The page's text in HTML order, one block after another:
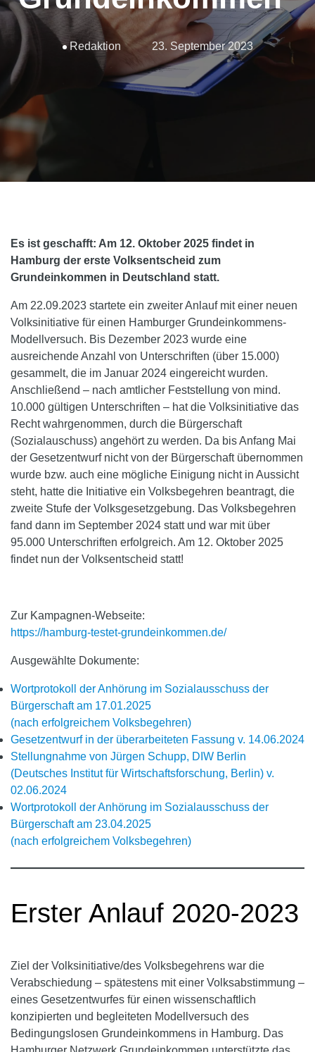
Glossar
Filme
Literatur
Links
Redaktion 23. September 2023
Es ist geschafft: Am 12. Oktober 2025 findet in
Hamburg der erste Volksentscheid zum
Grundeinkommen in Deutschland statt.
Am 22.09.2023 startete ein zweiter Anlauf mit einer neuen
Volksinitiative für einen Hamburger Grundeinkommens-
Modellversuch. Bis Dezember 2023 wurde eine
ausreichende Anzahl von Unterschriften (über 15.000)
gesammelt, die im Januar 2024 eingereicht wurden.
Anschließend – nach amtlicher Feststellung von mind.
10.000 gültigen Unterschriften – hat die Volksinitiative das
Recht wahrgenommen, durch die Bürgerschaft
(Sozialauschuss) angehört zu werden. Da bis Anfang Mai
der Gesetzentwurf nicht von der Bürgerschaft übernommen
wurde bzw. auch eine mögliche Einigung nicht in Aussicht
steht, hatte die Initiative ein Volksbegehren beantragt, die
zweite Stufe der Volksgesetzgebung. Das Volksbegehren
fand dann im September 2024 statt und war mit über
95.000 Unterschriften erfolgreich. Am 12. Oktober 2025
findet nun der Volksentscheid statt!
Zur Kampagnen-Webseite:
https://hamburg-testet-grundeinkommen.de/
Ausgewählte Dokumente:
Wortprotokoll der Anhörung im Sozialausschuss der
Bürgerschaft am 17.01.2025
(nach erfolgreichem Volksbegehren)
Gesetzentwurf in der überarbeiteten Fassung v. 14.06.2024
Stellungnahme von Jürgen Schupp, DIW Berlin
(Deutsches Institut für Wirtschaftsforschung, Berlin) v.
02.06.2024
Wortprotokoll der Anhörung im Sozialausschuss der
Bürgerschaft am 23.04.2025
(nach erfolgreichem Volksbegehren)
Erster Anlauf 2020-2023
Ziel der Volksinitiative/des Volksbegehrens war die
Verabschiedung – spätestens mit einer Volksabstimmung –
eines Gesetzentwurfes für einen wissenschaftlich
konzipierten und begleiteten Modellversuch des
Bedingungslosen Grundeinkommens in Hamburg. Das